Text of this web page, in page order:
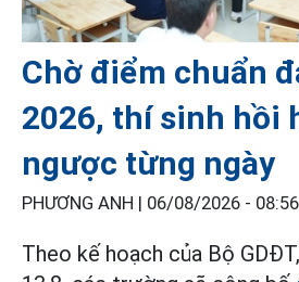
Chờ điểm chuẩn
2026, thí sinh hồi
ngược từng ngày
PHƯƠNG ANH | 06/08/2026 - 08:56
Theo kế hoạch của Bộ